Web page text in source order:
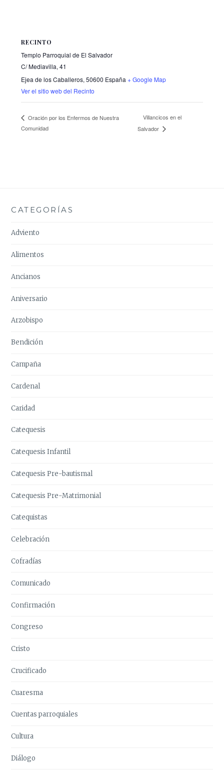
RECINTO
Templo Parroquial de El Salvador
C/ Mediavilla, 41
Ejea de los Caballeros, 50600 España + Google Map
Ver el sitio web del Recinto
Oración por los Enfermos de Nuestra
Comunidad
Villancicos en el
Salvador
CATEGORÍAS
Adviento
Alimentos
Ancianos
Aniversario
Arzobispo
Bendición
Campaña
Cardenal
Caridad
Catequesis
Catequesis Infantil
Catequesis Pre-bautismal
Catequesis Pre-Matrimonial
Catequistas
Celebración
Cofradías
Comunicado
Confirmación
Congreso
Cristo
Crucificado
Cuaresma
Cuentas parroquiales
Cultura
Diálogo